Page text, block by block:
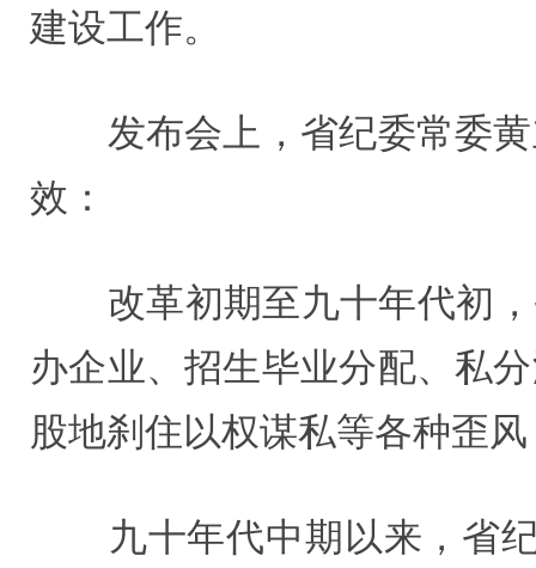
建设工作。
发布会上，省纪委常委黄
效：
改革初期至九十年代初，
办企业、招生毕业分配、私
股地刹住以权谋私等各种歪
九十年代中期以来，省纪